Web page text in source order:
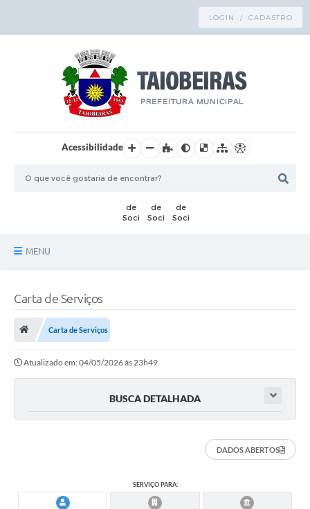
LOGIN / CADASTRO
Acessibilidade
MENU
Publicações
A Prefeitura
Mapa do Site
Legislação
Carta de Serviços
Carta de Serviços
Atualizado em: 04/05/2026 às 23h49
BUSCA DETALHADA
DADOS ABERTOS
SERVIÇO PARA: